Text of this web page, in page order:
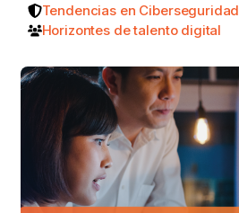
Tendencias en Ciberseguridad
Horizontes de talento digital